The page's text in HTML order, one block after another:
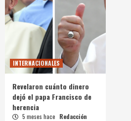
INTERNACIONALES
Revelaron cuánto dinero
dejó el papa Francisco de
herencia
5 meses hace Redacción